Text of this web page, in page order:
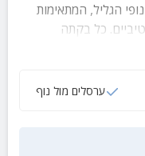
הגליל, המתאימות
כל בקתה
וג'קוזי מפנק.
ערסלים מול נוף